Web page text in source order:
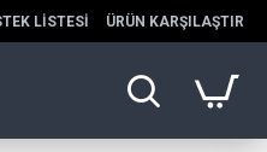
LISTESI ÜRÜN KARŞILAŞTIR